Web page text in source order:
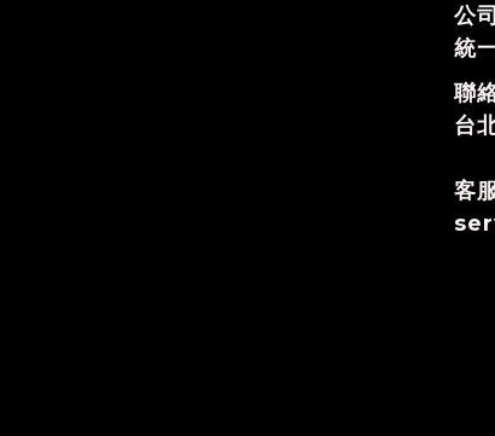
公
統
聯
台
客